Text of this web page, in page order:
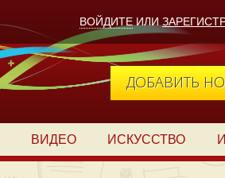
ВОЙДИТЕ ИЛИ
ДОБАВИТЬ
ВИДЕО ИСКУССТВО